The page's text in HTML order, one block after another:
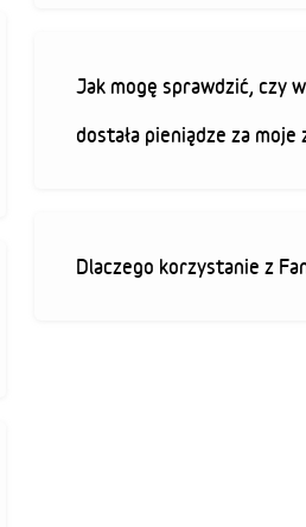
Jak mogę sprawdzić, czy
dostała pieniądze za moje
Dlaczego korzystanie z